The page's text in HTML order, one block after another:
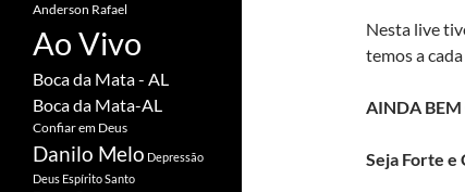
Nesta live
temos a
AINDA BEM
Seja Forte e
Anderson Rafael
Ao Vivo
Boca da Mata - AL
Boca da Mata-AL
Confiar em Deus
Danilo Melo Depressão
Deus Espírito Santo